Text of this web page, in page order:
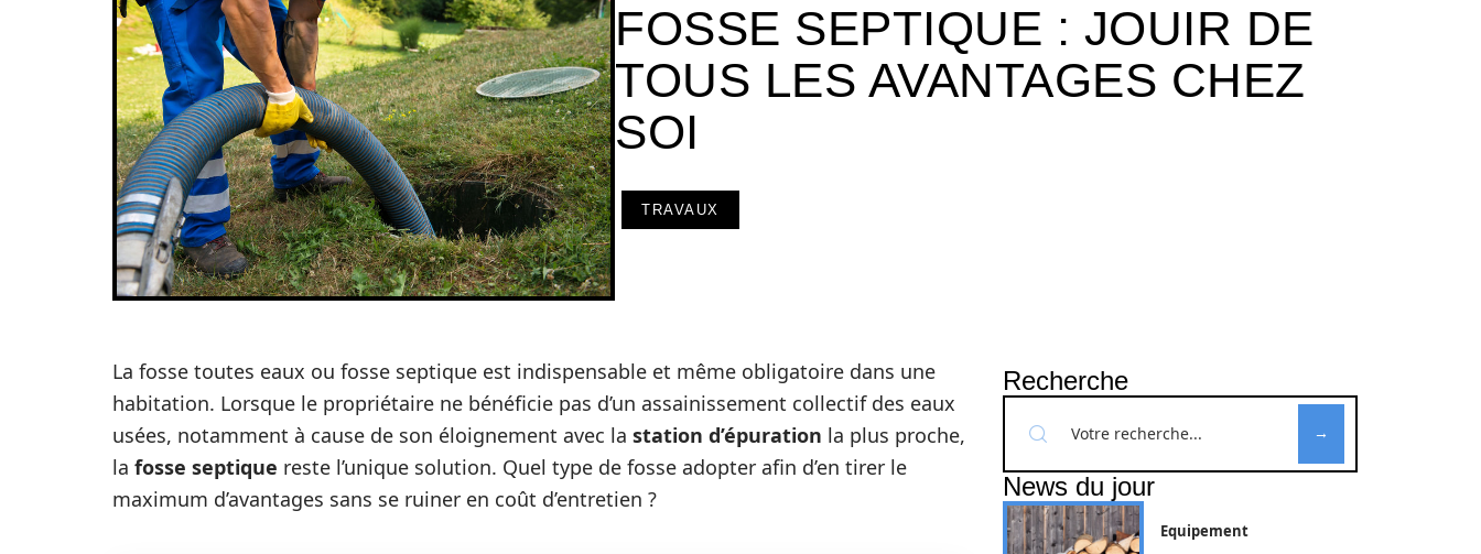
FOSSE SEPTIQUE : JOUIR DE
TOUS LES AVANTAGES CHEZ
SOI
TRAVAUX
La fosse toutes eaux ou fosse septique est indispensable et même obligatoire dans une
habitation. Lorsque le propriétaire ne bénéficie pas d’un assainissement collectif des eaux
usées, notamment à cause de son éloignement avec la station d’épuration la plus proche,
la fosse septique reste l’unique solution. Quel type de fosse adopter afin d’en tirer le
maximum d’avantages sans se ruiner en coût d’entretien ?
Recherche
News du jour
Equipement